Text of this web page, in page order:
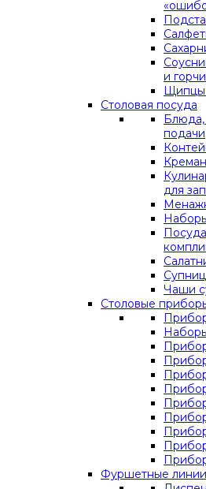
и
Щипцы
Столовая посуда
Блюда,
подачи
для
Чаши
Столовые
Фуршетные линии